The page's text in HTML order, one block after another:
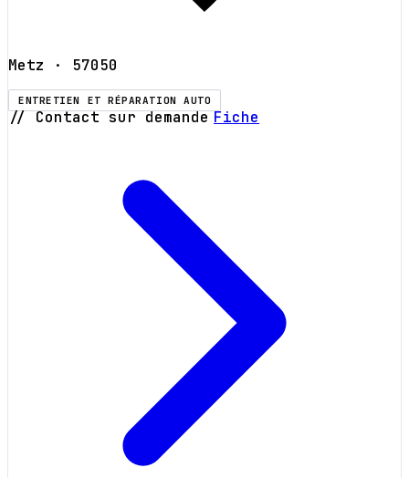
Metz · 57050
ENTRETIEN ET RÉPARATION AUTO
// Contact sur demande Fiche